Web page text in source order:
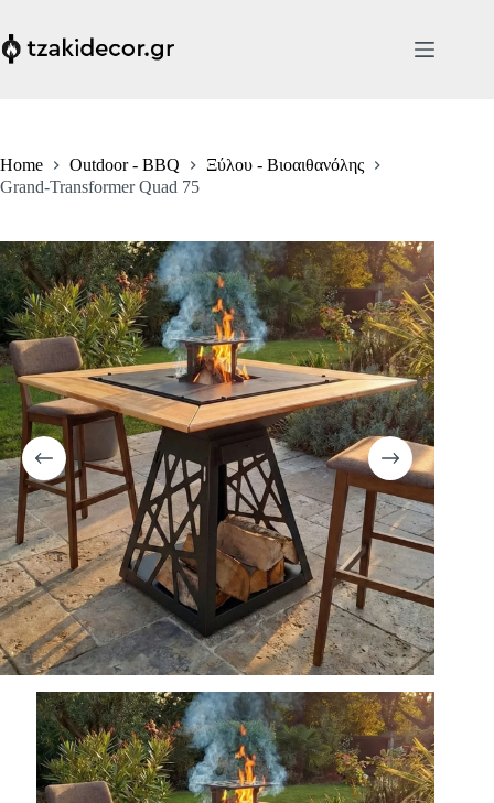
content
Home Outdoor - BBQ
Ξύλου - Βιοαιθανόλης
Grand-Transformer Quad 75